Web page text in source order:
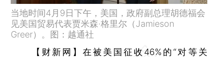
当地时间4月9日下午，美国，政府副总理胡德福会
见美国贸易代表贾米森·格里尔（Jamieson
Greer）。图：越通社
【财新网】 在被美国征收46%的“对等关